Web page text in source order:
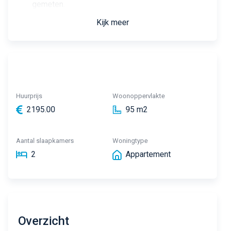
Kijk meer
Huurprijs
2195.00
Woonoppervlakte
95 m2
Aantal slaapkamers
2
Woningtype
Appartement
Overzicht